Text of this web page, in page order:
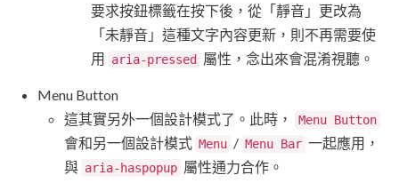
要求按鈕標籤在按下後，從「靜音」更改為
「未靜音」這種文字內容更新，則不再需要使
用 aria-pressed 屬性，念出來會混淆視聽。
Menu Button
這其實另外一個設計模式了。此時，
Menu Button
會和另一個設計模式 Menu / Menu Bar 一起應用，
與 aria-haspopup 屬性通力合作。